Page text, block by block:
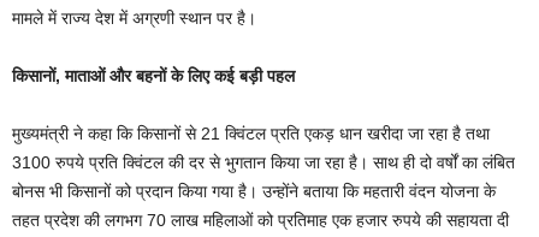
मामले में राज्य देश में अग्रणी स्थान पर है।
किसानों, माताओं और बहनों के लिए कई बड़ी पहल
मुख्यमंत्री ने कहा कि किसानों से 21 क्विंटल प्रति एकड़ धान खरीदा जा रहा है तथा
3100 रुपये प्रति क्विंटल की दर से भुगतान किया जा रहा है। साथ ही दो वर्षों का लंबित
बोनस भी किसानों को प्रदान किया गया है। उन्होंने बताया कि महतारी वंदन योजना के
तहत प्रदेश की लगभग 70 लाख महिलाओं को प्रतिमाह एक हजार रुपये की सहायता दी